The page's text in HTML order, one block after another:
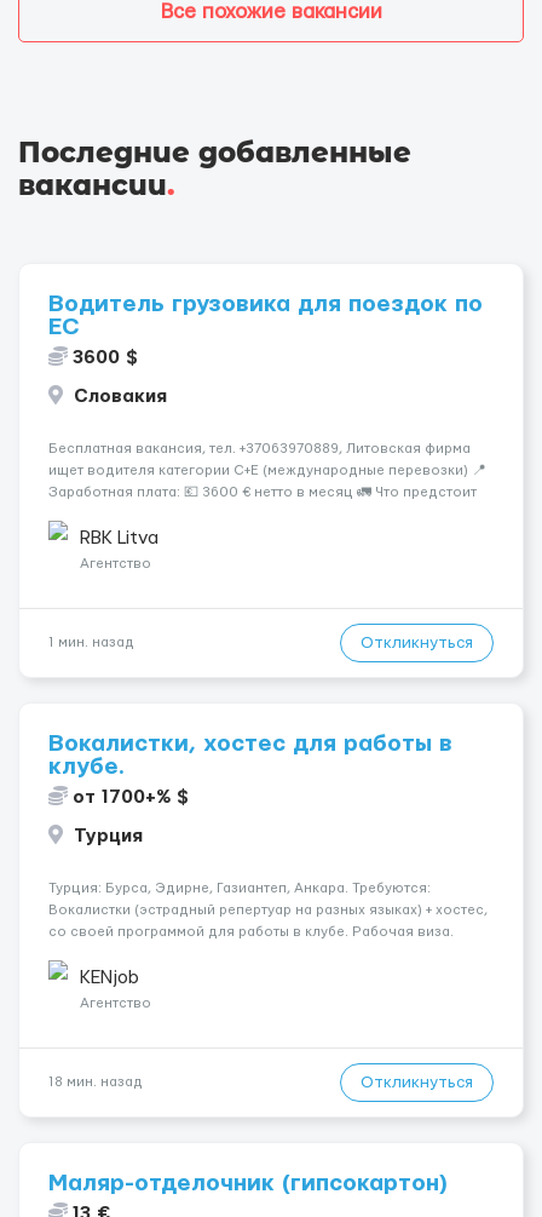
Все похожие вакансии
Последние добавленные
вакансии.
Водитель грузовика для поездок по
ЕС
3600 $
Словакия
Бесплатная вакансия, тел. +37063970889, Литовская фирма
ищет водителя категории C+E (международные перевозки) 📍
Заработная плата: 💶 3600 € нетто в месяц 🚛 Что предстоит
рефрижераторах. В среднем 400–500 км в день. Погрузки и
разгрузки...
RBK Litva
Агентство
1 мин. назад Откликнуться
Вокалистки, хостес для работы в
клубе.
от 1700+% $
Турция
Турция: Бурса, Эдирне, Газиантеп, Анкара. Требуются:
Вокалистки (эстрадный репертуар на разных языках) + хостеc,
со своей программой для работы в клубе. Рабочая виза.
одного до трех месяцев. Мед. страховка. Высокая зарплат...
KENjob
Агентство
18 мин. назад Откликнуться
Маляр-отделочник (гипсокартон)